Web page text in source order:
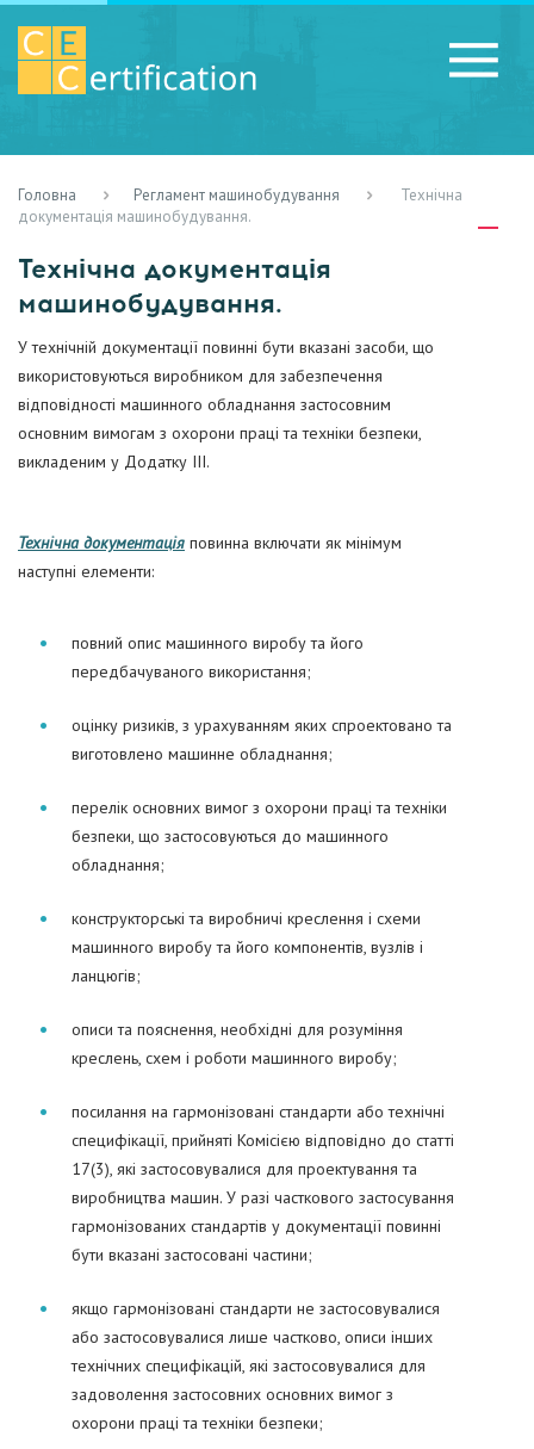
Головна Регламент машинобудування
Технічна
документація машинобудування.
Технічна документація
машинобудування.
У технічній документації повинні бути вказані засоби, що
використовуються виробником для забезпечення
відповідності машинного обладнання застосовним
основним вимогам з охорони праці та техніки безпеки,
викладеним у Додатку III.
Технічна документація повинна включати як мінімум
наступні елементи:
повний опис машинного виробу та його
передбачуваного використання;
оцінку ризиків, з урахуванням яких спроектовано та
виготовлено машинне обладнання;
перелік основних вимог з охорони праці та техніки
безпеки, що застосовуються до машинного
обладнання;
конструкторські та виробничі креслення і схеми
машинного виробу та його компонентів, вузлів і
ланцюгів;
описи та пояснення, необхідні для розуміння
креслень, схем і роботи машинного виробу;
посилання на гармонізовані стандарти або технічні
специфікації, прийняті Комісією відповідно до статті
17(3), які застосовувалися для проектування та
виробництва машин. У разі часткового застосування
гармонізованих стандартів у документації повинні
бути вказані застосовані частини;
якщо гармонізовані стандарти не застосовувалися
або застосовувалися лише частково, описи інших
технічних специфікацій, які застосовувалися для
задоволення застосовних основних вимог з
охорони праці та техніки безпеки;